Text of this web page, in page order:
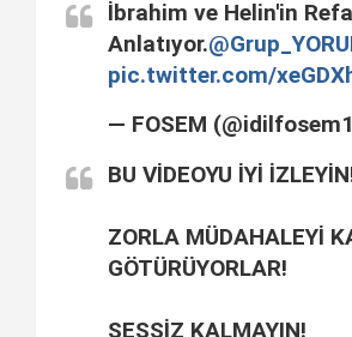
İbrahim ve Helin'in
Anlatıyor.
pic.twitter.com/
— FOSEM
BU VİDEOYU İYİ
ZORLA MÜDAHALEYİ
GÖTÜRÜYORLAR!
SESSİZ KALMAYIN!